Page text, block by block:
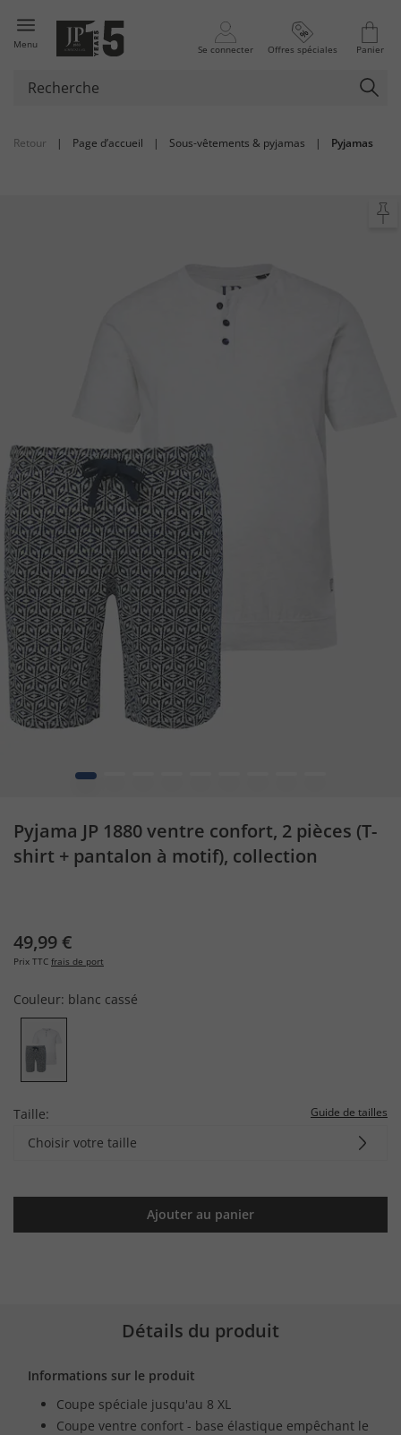
Menu Se connecter Offres spéciales Panier
Retour | Page d’accueil | Sous-vêtements & pyjamas | Pyjamas
1
Pyjama JP 1880 ventre confort, 2 pièces (T-
shirt + pantalon à motif), collection
49,99 €
Prix TTC frais de port
Couleur: blanc cassé
Taille: Guide de tailles
Choisir votre taille
Ajouter au panier
Détails du produit
Informations sur le produit
Coupe spéciale jusqu'au 8 XL
Coupe ventre confort - base élastique empêchant le